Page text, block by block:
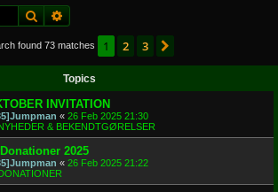
Search
found 73 matches 1 2 3
Topics
INVITATION
« 26 Feb 2025 21:30
& BEKENDTGØRELSER
2025
« 26 Feb 2025 21:22